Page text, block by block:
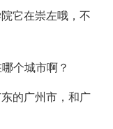
它在崇左哦，不
个城市啊？
的广州市，和广